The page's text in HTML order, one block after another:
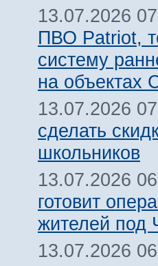
13.07.2026
ПВО Patriot,
систему
на объектах
13.07.2026
сделать
школьников
13.07.2026
готовит
жителей под
13.07.2026